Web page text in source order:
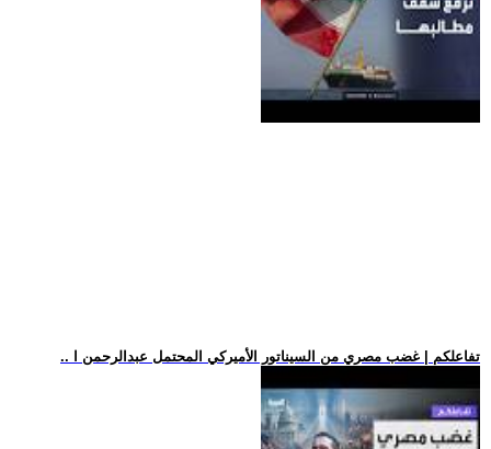
.. تفاعلكم | غضب مصري من السيناتور الأميركي المحتمل عبدالرحمن ا